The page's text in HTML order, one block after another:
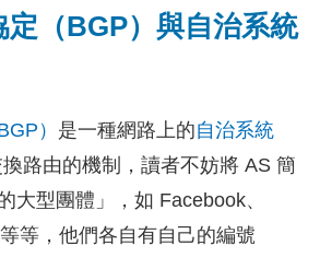
定（BGP）與自治系統
） 是一種網路上的自治系統
路由的機制，讀者不妨將 AS 簡
大型團體」，如 Facebook、
等，他們各自有自己的編號